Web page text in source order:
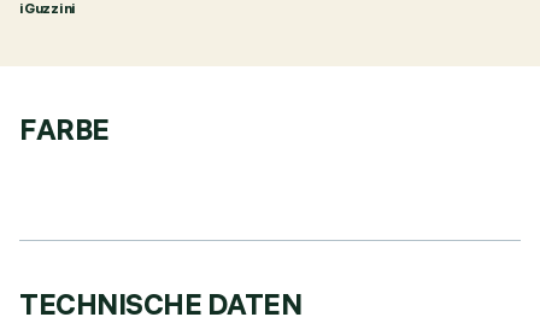
iGuzzini
FARBE
TECHNISCHE DATEN